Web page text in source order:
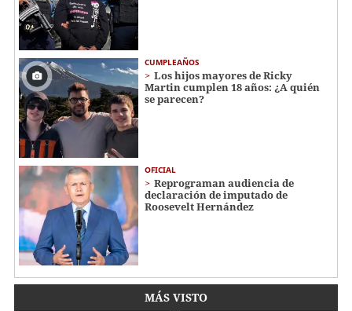
CUMPLEAÑOS
Los hijos mayores de Ricky
Martin cumplen 18 años: ¿A quién
se parecen?
OFICIAL
Reprograman audiencia de
declaración de imputado de
Roosevelt Hernández
MÁS VISTO